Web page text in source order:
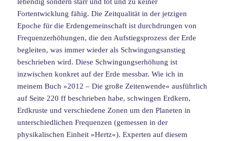
Fortentwicklung fähig. Die Zeitqualität in der jetzigen
Epoche für die Erdengemeinschaft ist durchdrungen von
Frequenzerhöhungen, die den Aufstiegsprozess der Erde
begleiten, was immer wieder als Schwingungsanstieg
beschrieben wird. Diese Schwingungserhöhung ist
inzwischen konkret auf der Erde messbar. Wie ich in
meinem Buch »2012 – Die große Zeitenwende« ausführlich
auf Seite 220 ff beschrieben habe, schwingen Erdkern,
Erdkruste und verschiedene Zonen um den Planeten in
unterschiedlichen Frequenzen (gemessen in der
physikalischen Einheit »Hertz«). Experten auf diesem